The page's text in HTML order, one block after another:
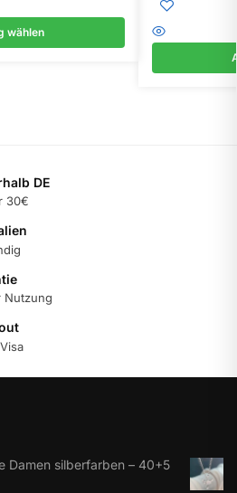
wählen
DE
30€
Nutzung
Damen silberfarben – 40+5